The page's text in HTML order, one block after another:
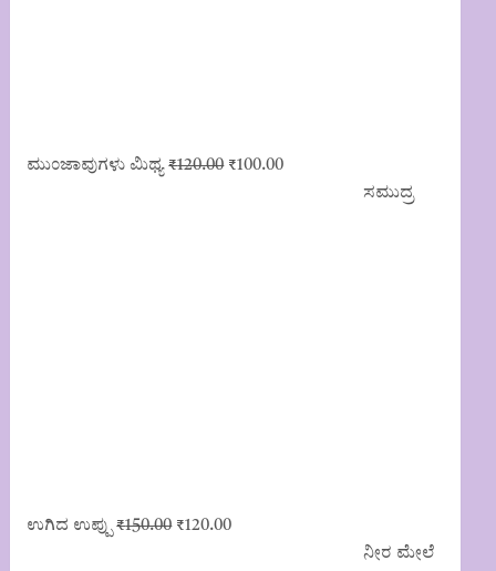
ಮುಂಜಾವುಗಳು ಮಿಥ್ಯ ₹120.00 Original
₹100.00Current
ಸಮುದ್ರ
ಉಗಿದ ಉಪ್ಪು ₹150.00 Original
₹120.00Current
ನೀರ ಮೇಲೆ